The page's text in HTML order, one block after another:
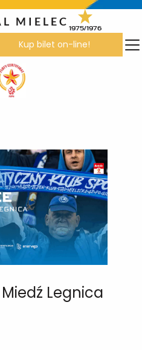
MIELEC
1975/1976
Kup bilet on-line!
Legnica